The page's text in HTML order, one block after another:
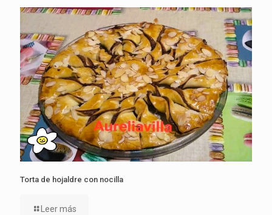
Torta de hojaldre con nocilla
Leer más